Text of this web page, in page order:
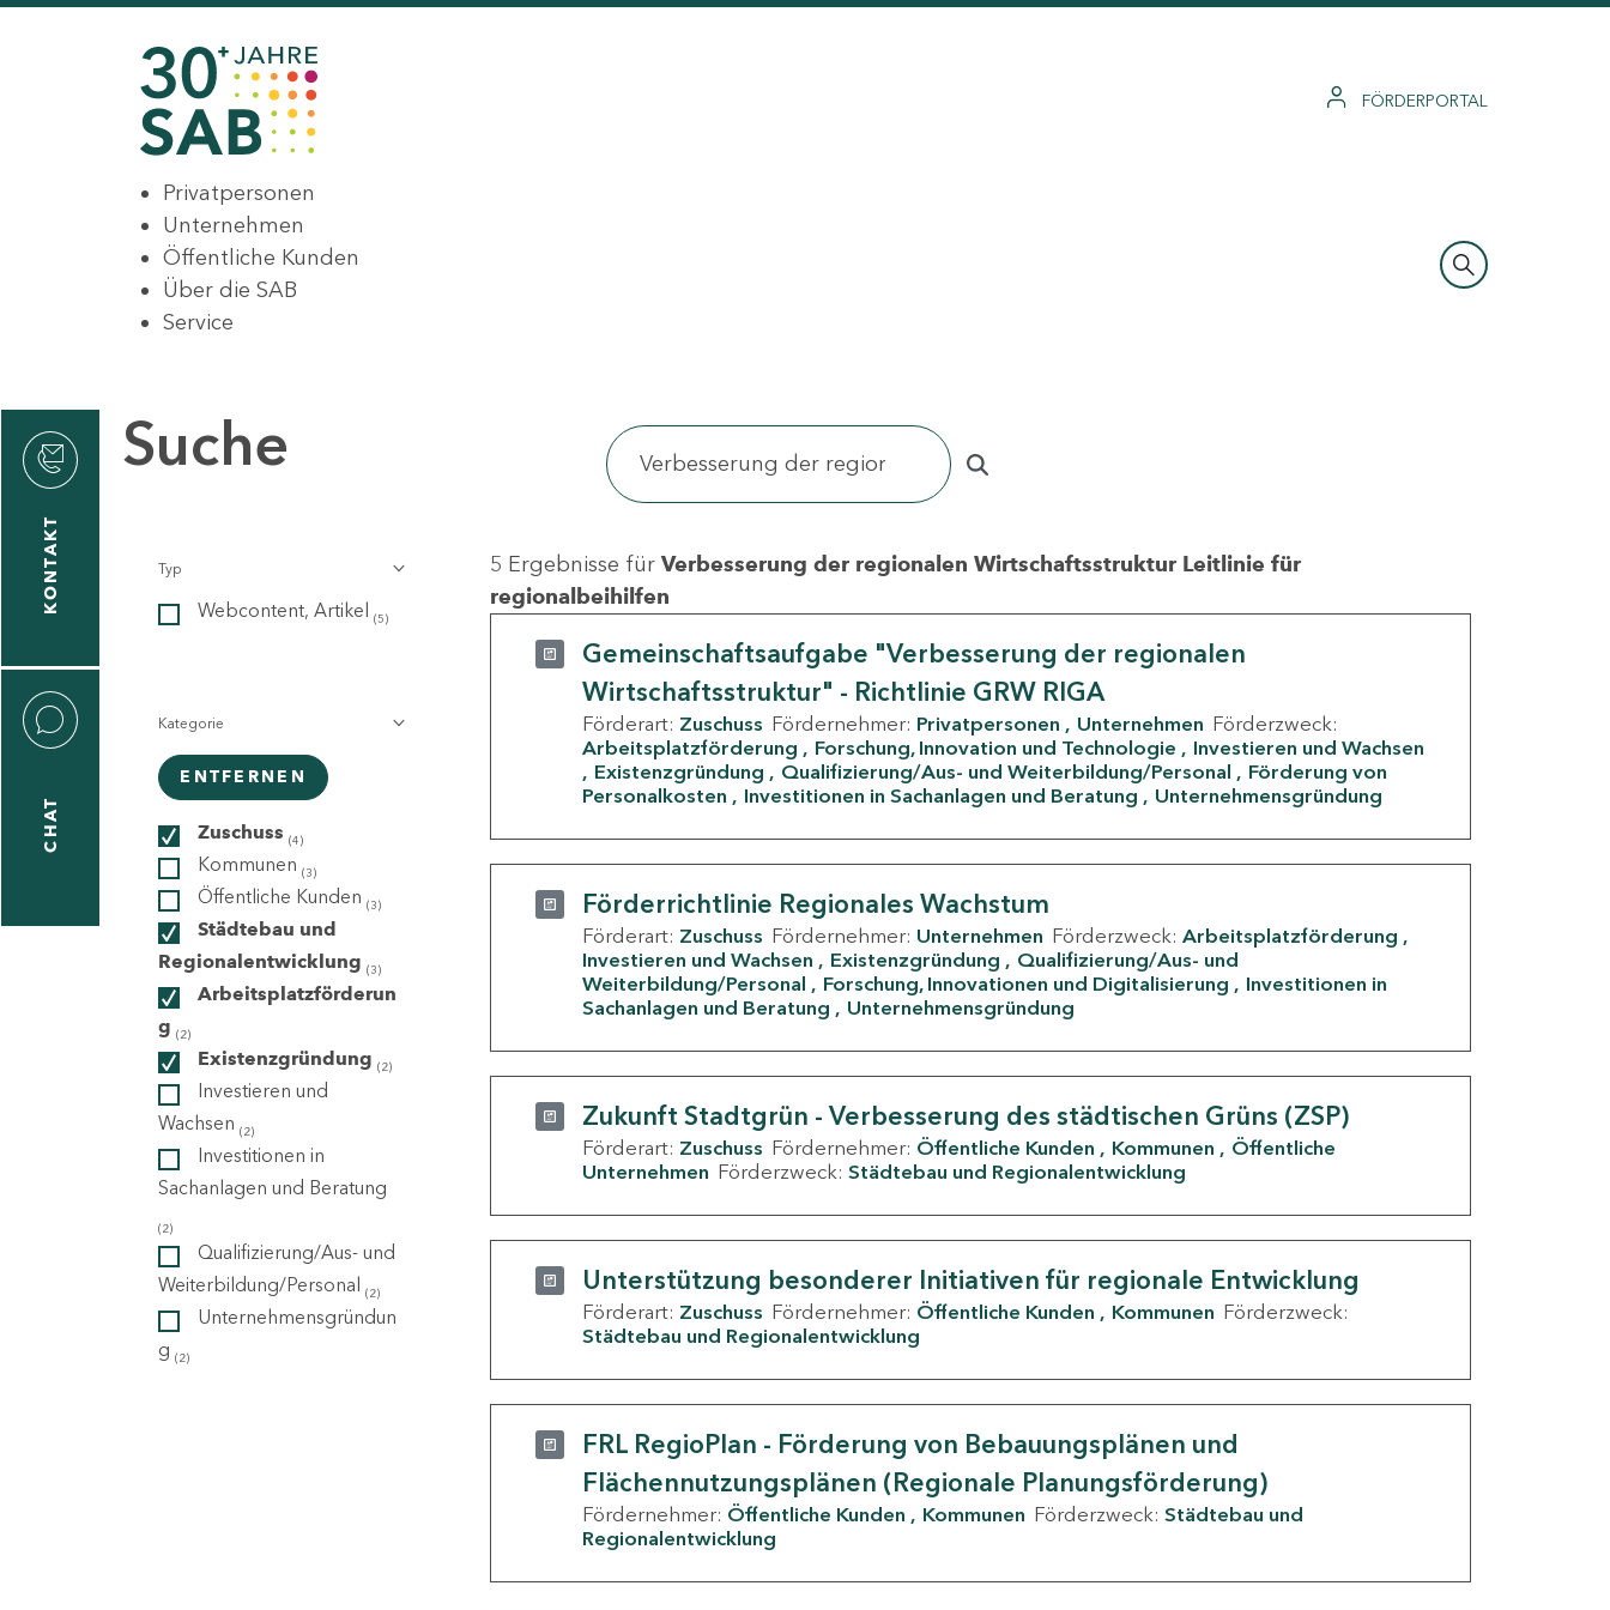
FÖRDERPORTAL
Privatpersonen
Unternehmen
Öffentliche Kunden
Über die SAB
Service
KONTAKT
CHAT
Suche
Typ
Webcontent, Artikel (5)
Kategorie
ENTFERNEN
Zuschuss (4)
Kommunen (3)
Öffentliche Kunden (3)
Städtebau und
Regionalentwicklung (3)
Arbeitsplatzförderun
g (2)
Existenzgründung (2)
Investieren und
Wachsen (2)
Investitionen in
Sachanlagen und Beratung
(2)
Qualifizierung/Aus- und
Weiterbildung/Personal (2)
Unternehmensgründun
g (2)
5 Ergebnisse für Verbesserung der regionalen Wirtschaftsstruktur Leitlinie für
regionalbeihilfen
Gemeinschaftsaufgabe "Verbesserung der regionalen
Wirtschaftsstruktur" - Richtlinie GRW RIGA
Förderart: Zuschuss Fördernehmer: Privatpersonen Unternehmen Förderzweck:
Arbeitsplatzförderung
Forschung, Innovation und Technologie
Investieren und Wachsen
Existenzgründung
Qualifizierung/Aus- und Weiterbildung/Personal
Förderung von
Personalkosten
Investitionen in Sachanlagen und Beratung Unternehmensgründung
Förderrichtlinie Regionales Wachstum
Förderart: Zuschuss Fördernehmer: Unternehmen Förderzweck: Arbeitsplatzförderung
Investieren und Wachsen
Existenzgründung
Qualifizierung/Aus- und
Weiterbildung/Personal
Forschung, Innovationen und Digitalisierung
Investitionen in
Sachanlagen und Beratung
Unternehmensgründung
Zukunft Stadtgrün - Verbesserung des städtischen Grüns (ZSP)
Förderart: Zuschuss Fördernehmer: Öffentliche Kunden Kommunen
Öffentliche
Unternehmen Förderzweck: Städtebau und Regionalentwicklung
Unterstützung besonderer Initiativen für regionale Entwicklung
Förderart: Zuschuss Fördernehmer: Öffentliche Kunden Kommunen Förderzweck:
Städtebau und Regionalentwicklung
FRL RegioPlan - Förderung von Bebauungsplänen und
Flächennutzungsplänen (Regionale Planungsförderung)
Fördernehmer: Öffentliche Kunden Kommunen Förderzweck: Städtebau und
Regionalentwicklung